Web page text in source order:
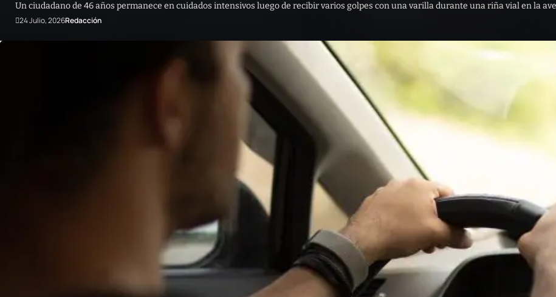
Un ciudadano de 46 años permanece en cuidados intensivos luego de recibir varios golpes con una varilla durante una riña vial en la
24 Julio, 2026Redacción